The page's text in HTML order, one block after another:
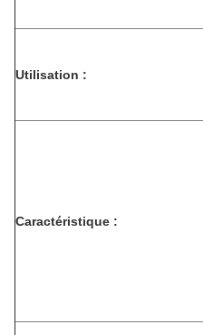
Utilisation :
Caractéristique :